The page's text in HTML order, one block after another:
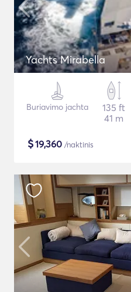
Yachts Mirabella
Buriavimo jachta
135 ft
41 m
$19,360 /naktinis